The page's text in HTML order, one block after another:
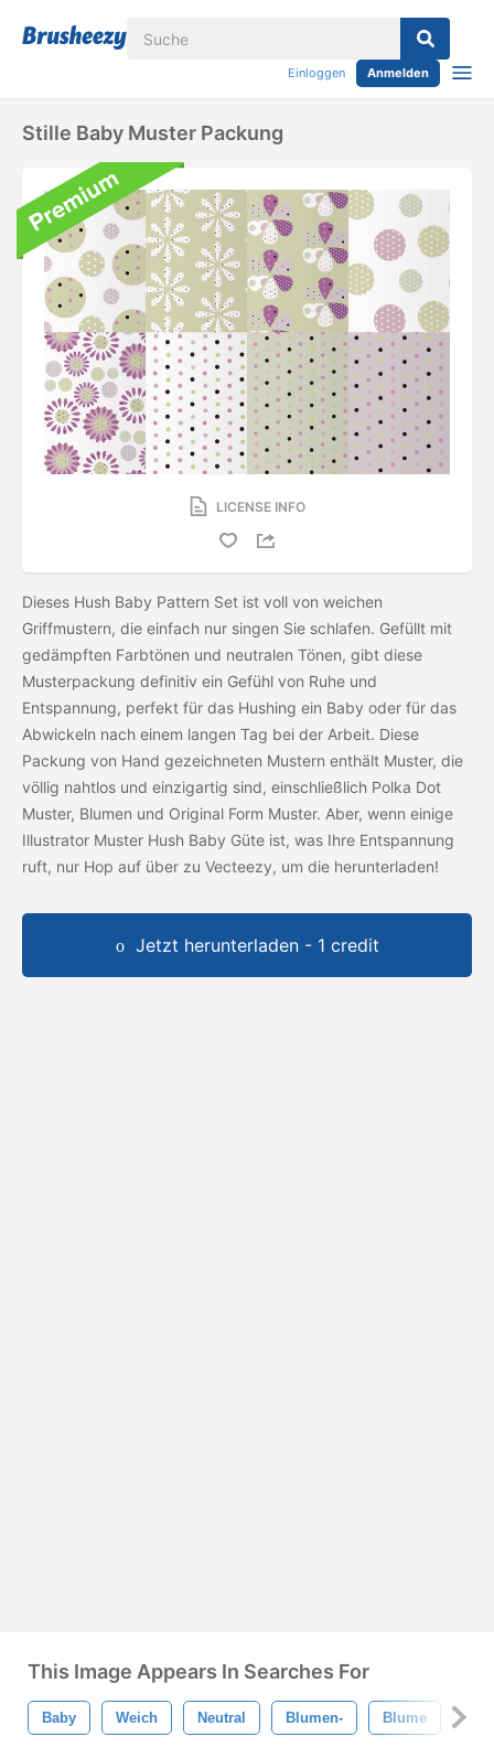
Einloggen Anmelden
Stille Baby Muster Packung
LICENSE INFO
Dieses Hush Baby Pattern Set ist voll von weichen
Griffmustern, die einfach nur singen Sie schlafen. Gefüllt mit
gedämpften Farbtönen und neutralen Tönen, gibt diese
Musterpackung definitiv ein Gefühl von Ruhe und
Entspannung, perfekt für das Hushing ein Baby oder für das
Abwickeln nach einem langen Tag bei der Arbeit. Diese
Packung von Hand gezeichneten Mustern enthält Muster, die
völlig nahtlos und einzigartig sind, einschließlich Polka Dot
Muster, Blumen und Original Form Muster. Aber, wenn einige
Illustrator Muster Hush Baby Güte ist, was Ihre Entspannung
ruft, nur Hop auf über zu Vecteezy, um die herunterladen!
Jetzt herunterladen - 1 credit
This Image Appears In Searches For
Baby Weich Neutral Blumen- Blume